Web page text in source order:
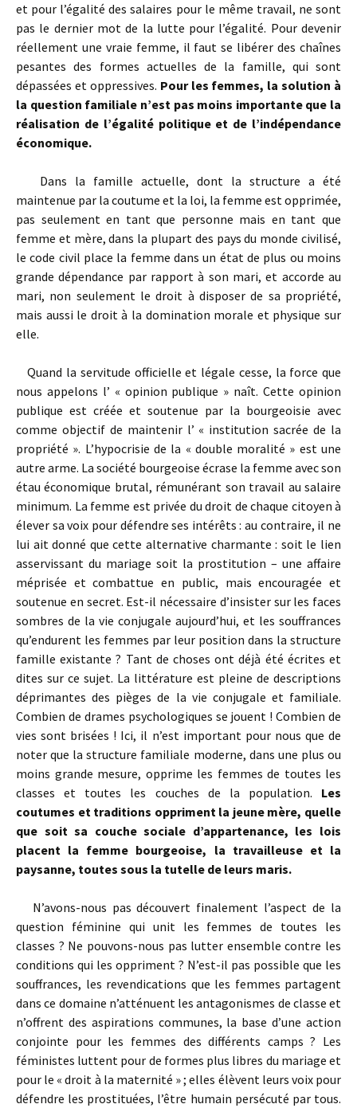
et pour l’égalité des salaires pour le même travail, ne sont
pas le dernier mot de la lutte pour l’égalité. Pour devenir
réellement une vraie femme, il faut se libérer des chaînes
pesantes des formes actuelles de la famille, qui sont
dépassées et oppressives. Pour les femmes, la solution à
la question familiale n’est pas moins importante que la
réalisation de l’égalité politique et de l’indépendance
économique.
Dans la famille actuelle, dont la structure a été
maintenue par la coutume et la loi, la femme est opprimée,
pas seulement en tant que personne mais en tant que
femme et mère, dans la plupart des pays du monde civilisé,
le code civil place la femme dans un état de plus ou moins
grande dépendance par rapport à son mari, et accorde au
mari, non seulement le droit à disposer de sa propriété,
mais aussi le droit à la domination morale et physique sur
elle.
Quand la servitude officielle et légale cesse, la force que
nous appelons l’ « opinion publique » naît. Cette opinion
publique est créée et soutenue par la bourgeoisie avec
comme objectif de maintenir l’ « institution sacrée de la
propriété ». L’hypocrisie de la « double moralité » est une
autre arme. La société bourgeoise écrase la femme avec son
étau économique brutal, rémunérant son travail au salaire
minimum. La femme est privée du droit de chaque citoyen à
élever sa voix pour défendre ses intérêts : au contraire, il ne
lui ait donné que cette alternative charmante : soit le lien
asservissant du mariage soit la prostitution – une affaire
méprisée et combattue en public, mais encouragée et
soutenue en secret. Est-il nécessaire d’insister sur les faces
sombres de la vie conjugale aujourd’hui, et les souffrances
qu’endurent les femmes par leur position dans la structure
famille existante ? Tant de choses ont déjà été écrites et
dites sur ce sujet. La littérature est pleine de descriptions
déprimantes des pièges de la vie conjugale et familiale.
Combien de drames psychologiques se jouent ! Combien de
vies sont brisées ! Ici, il n’est important pour nous que de
noter que la structure familiale moderne, dans une plus ou
moins grande mesure, opprime les femmes de toutes les
classes et toutes les couches de la population. Les
coutumes et traditions oppriment la jeune mère, quelle
que soit sa couche sociale d’appartenance, les lois
placent la femme bourgeoise, la travailleuse et la
paysanne, toutes sous la tutelle de leurs maris.
N’avons-nous pas découvert finalement l’aspect de la
question féminine qui unit les femmes de toutes les
classes ? Ne pouvons-nous pas lutter ensemble contre les
conditions qui les oppriment ? N’est-il pas possible que les
souffrances, les revendications que les femmes partagent
dans ce domaine n’atténuent les antagonismes de classe et
n’offrent des aspirations communes, la base d’une action
conjointe pour les femmes des différents camps ? Les
féministes luttent pour de formes plus libres du mariage et
pour le « droit à la maternité » ; elles élèvent leurs voix pour
défendre les prostituées, l’être humain persécuté par tous.